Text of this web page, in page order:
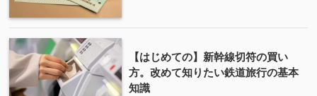
【はじめての】新幹線切符の買い
方。改めて知りたい鉄道旅行の基本
知識